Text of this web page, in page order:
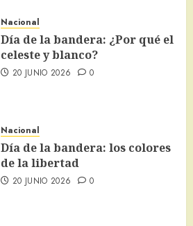
Nacional
Día de la bandera: ¿Por qué el
celeste y blanco?
20 JUNIO 2026 0
Nacional
Día de la bandera: los colores
de la libertad
20 JUNIO 2026 0